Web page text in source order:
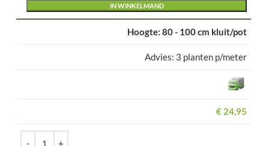
IN WINKELMAND
80 - 100 cm kluit/pot
3 planten p/meter
€ 24,95